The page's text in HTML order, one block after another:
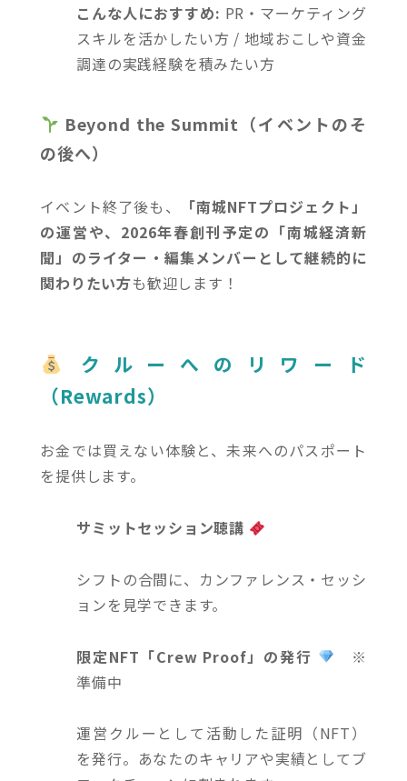
こんな人におすすめ: PR・マーケティング
スキルを活かしたい方 / 地域おこしや資金
調達の実践経験を積みたい方
Beyond the Summit（イベントのそ
の後へ）
イベント終了後も、
「南城NFTプロジェクト」
の運営や、2026年春創刊予定の「南城経済新
聞」のライター・編集メンバーとして継続的に
関わりたい方も歓迎します！
クルーへのリワード
（Rewards）
お金では買えない体験と、未来へのパスポート
を提供します。
サミットセッション聴講
シフトの合間に、カンファレンス・セッシ
ョンを見学できます。
限定NFT「Crew Proof」の発行
※
準備中
運営クルーとして活動した証明（NFT）
を発行。あなたのキャリアや実績としてブ